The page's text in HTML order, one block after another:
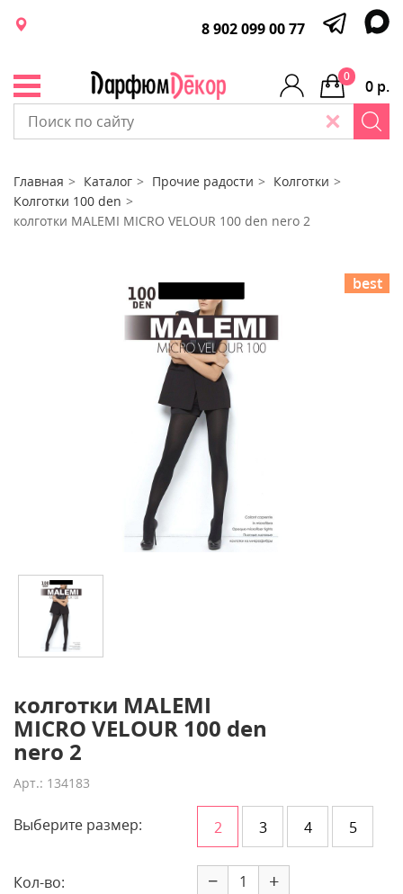
8 902 099 00 77
0 р.
0
Главная Каталог Прочие радости
Колготки
Колготки 100 den
колготки MALEMI MICRO VELOUR 100 den nero 2
best
колготки MALEMI
MICRO VELOUR 100 den
nero 2
Арт.: 134183
Выберите размер: 2 3 4 5
Кол-во: − +